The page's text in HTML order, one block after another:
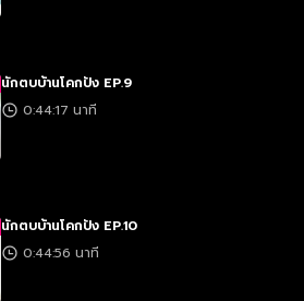
นักตบบ้านโคกปัง EP.9
0:44:17 นาที
นักตบบ้านโคกปัง EP.10
0:44:56 นาที